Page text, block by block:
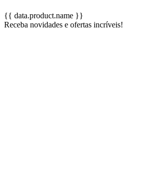
{{ data.product.name }}
Receba novidades e ofertas incríveis!